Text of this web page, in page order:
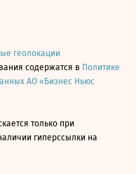
геолокации
содержатся в Политике
АО «Бизнес Ньюс
только при
гиперссылки на